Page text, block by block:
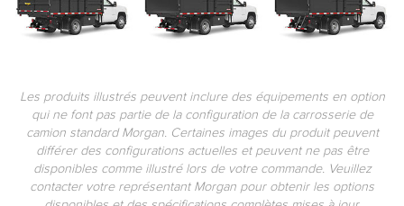
Les produits illustrés peuvent inclure des équipements en option
qui ne font pas partie de la configuration de la carrosserie de
camion standard Morgan. Certaines images du produit peuvent
différer des configurations actuelles et peuvent ne pas être
disponibles comme illustré lors de votre commande. Veuillez
contacter votre représentant Morgan pour obtenir les options